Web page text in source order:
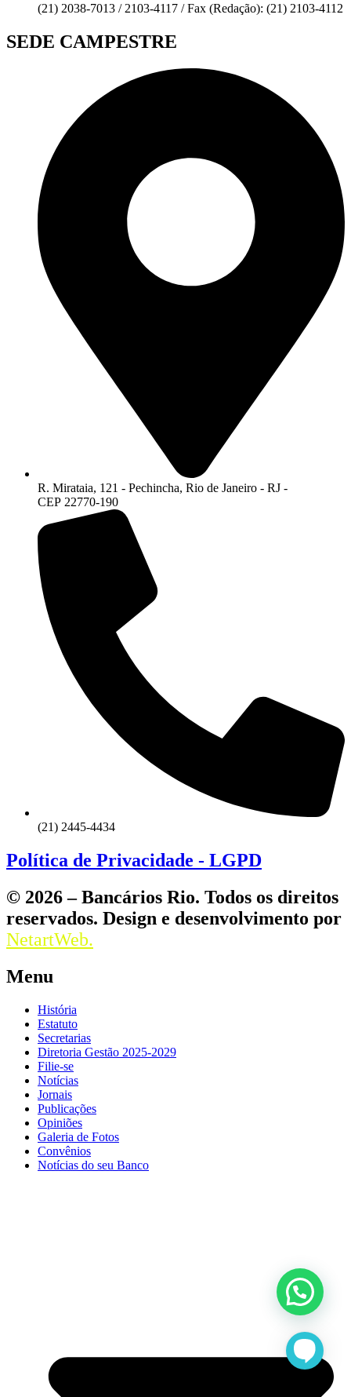
(21) 2038-7013 / 2103-4117 / Fax (Redação): (21) 2103-4112
SEDE CAMPESTRE
R. Mirataia, 121 - Pechincha, Rio de Janeiro - RJ -
CEP 22770-190
(21) 2445-4434
Política de Privacidade - LGPD
© 2026 – Bancários Rio. Todos os direitos
reservados. Design e desenvolvimento por
NetartWeb.
Menu
História
Estatuto
Secretarias
Diretoria Gestão 2025-2029
Filie-se
Notícias
Jornais
Publicações
Opiniões
Galeria de Fotos
Convênios
Notícias do seu Banco